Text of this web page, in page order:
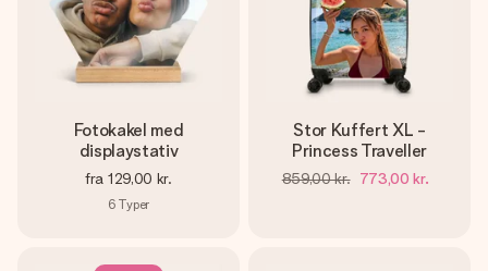
Fotokakel med
displaystativ
fra 129,00 kr.
6 Typer
Stor Kuffert XL -
Princess Traveller
859,00 kr. 773,00 kr.